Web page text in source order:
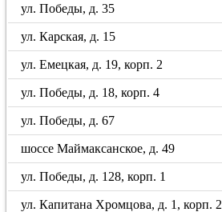
ул. Победы, д. 35
ул. Карская, д. 15
ул. Емецкая, д. 19, корп. 2
ул. Победы, д. 18, корп. 4
ул. Победы, д. 67
шоссе Маймаксанское, д. 49
ул. Победы, д. 128, корп. 1
ул. Капитана Хромцова, д. 1, корп. 2